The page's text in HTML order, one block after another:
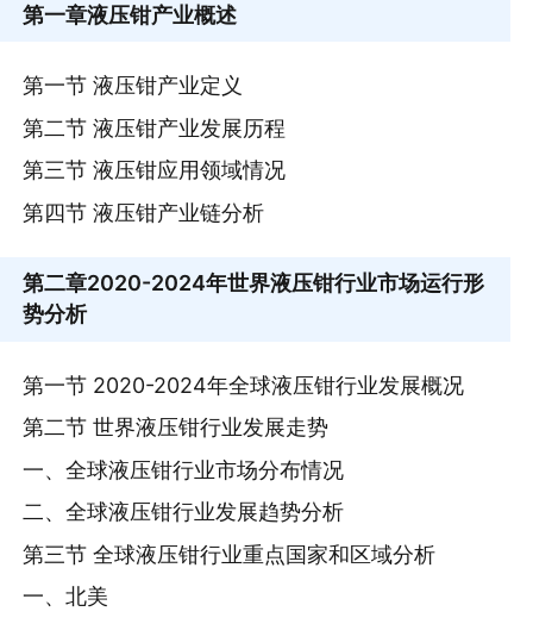
第一章液压钳产业概述
第一节 液压钳产业定义
第二节 液压钳产业发展历程
第三节 液压钳应用领域情况
第四节 液压钳产业链分析
第二章2020-2024年世界液压钳行业市场运行形
势分析
第一节 2020-2024年全球液压钳行业发展概况
第二节 世界液压钳行业发展走势
一、全球液压钳行业市场分布情况
二、全球液压钳行业发展趋势分析
第三节 全球液压钳行业重点国家和区域分析
一、北美